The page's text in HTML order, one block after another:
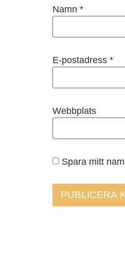
Namn *
E-postadress *
Webbplats
Spara mitt